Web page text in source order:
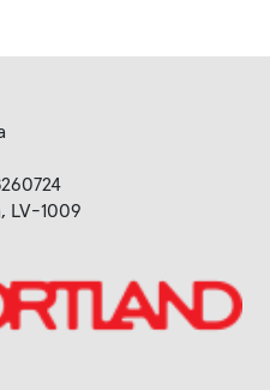
LV-1009